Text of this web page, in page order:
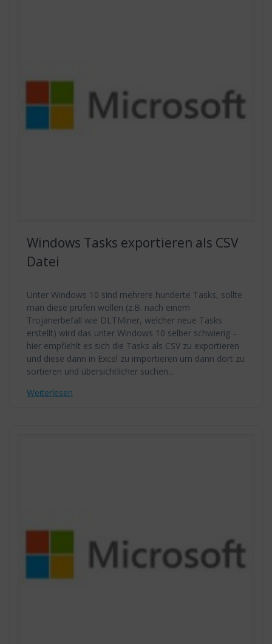
Windows Tasks exportieren als CSV
Datei
Unter Windows 10 sind mehrere hunderte Tasks, sollte
man diese prüfen wollen (z.B. nach einem
Trojanerbefall wie DLTMiner, welcher neue Tasks
erstellt) wird das unter Windows 10 selber schwierig –
hier empfiehlt es sich die Tasks als CSV zu exportieren
und diese dann in Excel zu importieren um dann dort zu
sortieren und übersichtlicher suchen…
Weiterlesen